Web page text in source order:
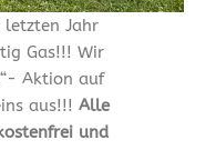
letzten Jahr
Gas!!! Wir
Aktion auf
aus!!! Alle
und